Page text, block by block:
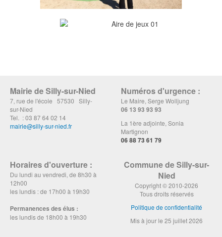
Mairie de Silly-sur-Nied
7, rue de l'école 57530 Silly-
sur-Nied
Tel. : 03 87 64 02 14
mairie@silly-sur-nied.fr
Numéros d'urgence :
Le Maire, Serge Wolljung
06 13 93 93 93
La 1ère adjointe, Sonia
Martignon
06 88 73 61 79
Horaires d'ouverture :
Du lundi au vendredi, de 8h30 à
12h00
les lundis : de 17h00 à 19h30
Permanences des élus :
les lundis de 18h00 à 19h30
Commune de Silly-sur-
Nied
Copyright © 2010-2026
Tous droits réservés
Politique de confidentialité
Mis à jour le 25 juillet 2026